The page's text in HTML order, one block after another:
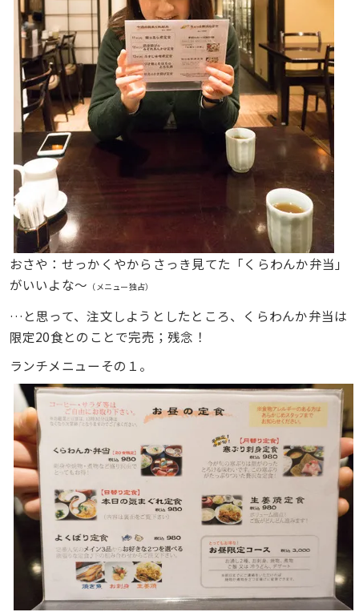
おさや：せっかくやからさっき見てた「くらわんか弁当」
がいいよな〜 （メニュー独占）
…と思って、注文しようとしたところ、くらわんか弁当は
限定20食とのことで完売；残念！
ランチメニューその１。